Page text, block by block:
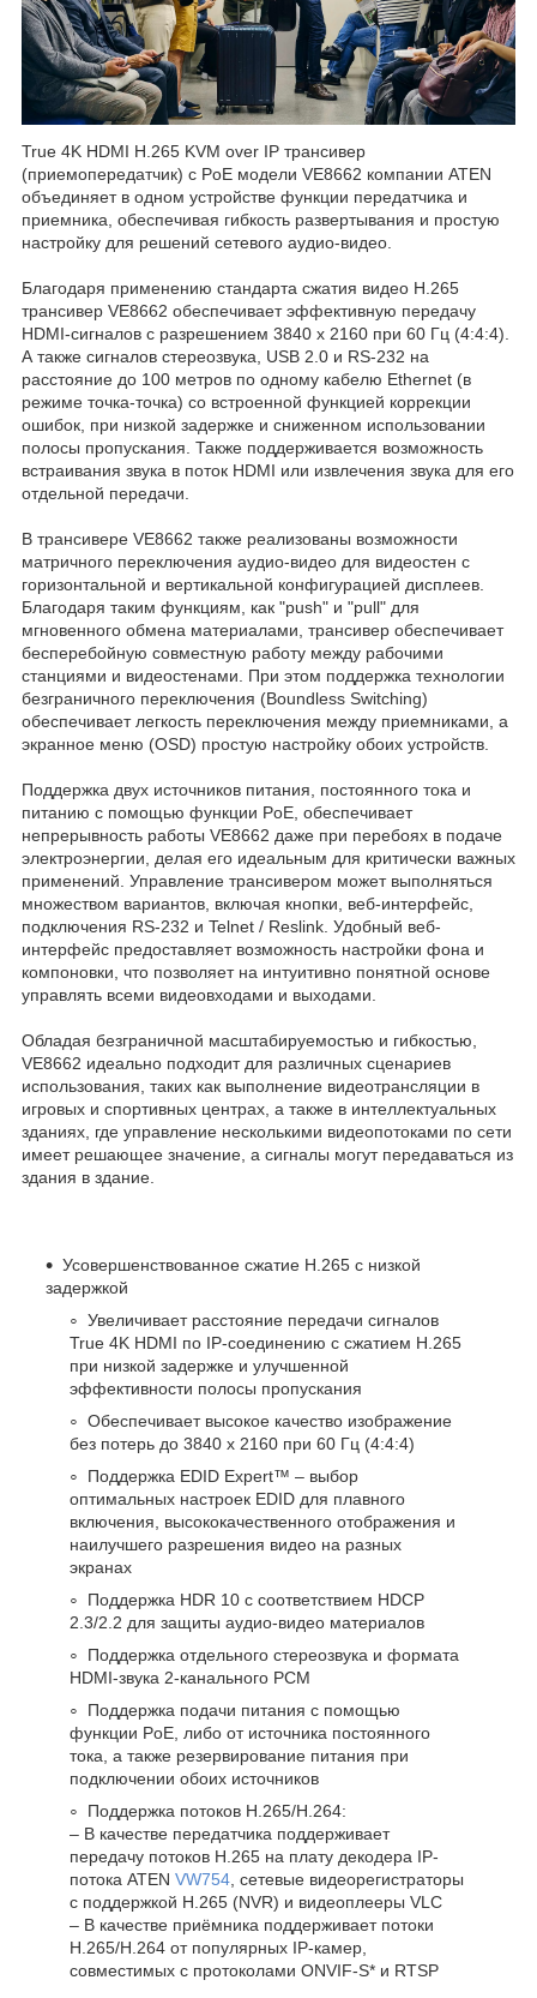
True 4K HDMI H.265 KVM over IP трансивер
(приемопередатчик) с PoE модели VE8662 компании ATEN
объединяет в одном устройстве функции передатчика и
приемника, обеспечивая гибкость развертывания и простую
настройку для решений сетевого аудио-видео.
Благодаря применению стандарта сжатия видео H.265
трансивер VE8662 обеспечивает эффективную передачу
HDMI-сигналов с разрешением 3840 x 2160 при 60 Гц (4:4:4).
А также сигналов стереозвука, USB 2.0 и RS-232 на
расстояние до 100 метров по одному кабелю Ethernet (в
режиме точка-точка) со встроенной функцией коррекции
ошибок, при низкой задержке и сниженном использовании
полосы пропускания. Также поддерживается возможность
встраивания звука в поток HDMI или извлечения звука для его
отдельной передачи.
В трансивере VE8662 также реализованы возможности
матричного переключения аудио-видео для видеостен с
горизонтальной и вертикальной конфигурацией дисплеев.
Благодаря таким функциям, как "push" и "pull" для
мгновенного обмена материалами, трансивер обеспечивает
бесперебойную совместную работу между рабочими
станциями и видеостенами. При этом поддержка технологии
безграничного переключения (Boundless Switching)
обеспечивает легкость переключения между приемниками, а
экранное меню (OSD) простую настройку обоих устройств.
Поддержка двух источников питания, постоянного тока и
питанию с помощью функции PoE, обеспечивает
непрерывность работы VE8662 даже при перебоях в подаче
электроэнергии, делая его идеальным для критически важных
применений. Управление трансивером может выполняться
множеством вариантов, включая кнопки, веб-интерфейс,
подключения RS-232 и Telnet / Reslink. Удобный веб-
интерфейс предоставляет возможность настройки фона и
компоновки, что позволяет на интуитивно понятной основе
управлять всеми видеовходами и выходами.
Обладая безграничной масштабируемостью и гибкостью,
VE8662 идеально подходит для различных сценариев
использования, таких как выполнение видеотрансляции в
игровых и спортивных центрах, а также в интеллектуальных
зданиях, где управление несколькими видеопотоками по сети
имеет решающее значение, а сигналы могут передаваться из
здания в здание.
Усовершенствованное сжатие H.265 с низкой
задержкой
Увеличивает расстояние передачи сигналов
True 4K HDMI по IP-соединению с сжатием H.265
при низкой задержке и улучшенной
эффективности полосы пропускания
Обеспечивает высокое качество изображение
без потерь до 3840 x 2160 при 60 Гц (4:4:4)
Поддержка EDID Expert™ – выбор
оптимальных настроек EDID для плавного
включения, высококачественного отображения и
наилучшего разрешения видео на разных
экранах
Поддержка HDR 10 с соответствием HDCP
2.3/2.2 для защиты аудио-видео материалов
Поддержка отдельного стереозвука и формата
HDMI-звука 2-канального PCM
Поддержка подачи питания с помощью
функции PoE, либо от источника постоянного
тока, а также резервирование питания при
подключении обоих источников
Поддержка потоков H.265/H.264:
– В качестве передатчика поддерживает
передачу потоков H.265 на плату декодера IP-
потока ATEN VW754 , сетевые видеорегистраторы
с поддержкой H.265 (NVR) и видеоплееры VLC
– В качестве приёмника поддерживает потоки
H.265/H.264 от популярных IP-камер,
совместимых с протоколами ONVIF-S* и RTSP